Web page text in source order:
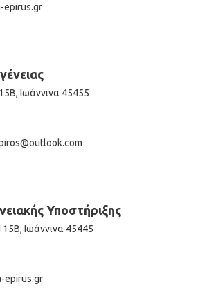
epirus.gr
Ιωάννινα 45455
Υποστήριξης
Ιωάννινα 45445
epirus.gr